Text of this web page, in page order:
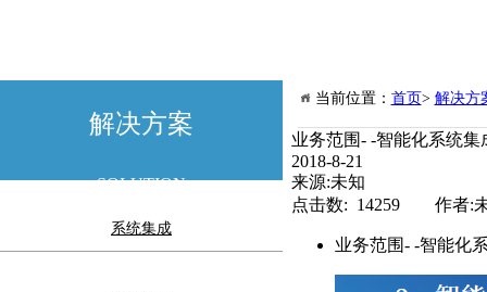
解决方案
SOLUTION
系统集成
业务范围- -智能化系统集
2018-8-21
来源:未知
点击数: 14259 作者:
业务范围- -智能化
当前位置： 首页> 解决方